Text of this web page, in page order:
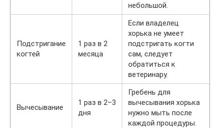
небольшой.
Подстригание
когтей
1 раз в 2
месяца
Если владелец
хорька не умеет
подстригать когти
сам, следует
обратиться к
ветеринару.
Вычесывание
1 раз в 2–3
дня
Гребень для
вычесывания хорька
нужно мыть после
каждой процедуры.